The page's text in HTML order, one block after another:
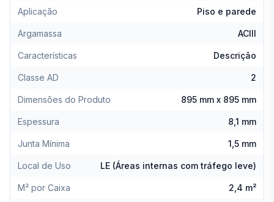
Aplicação Piso e parede
Argamassa ACIII
Características Descrição
Classe AD 2
Dimensões do Produto 895 mm x 895 mm
Espessura 8,1 mm
Junta Mínima 1,5 mm
Local de Uso LE (Áreas internas com tráfego leve)
M² por Caixa 2,4 m²